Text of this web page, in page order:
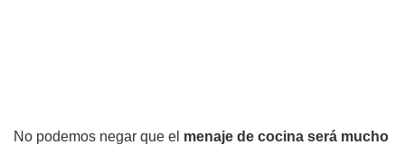
No podemos negar que el menaje de cocina será mucho